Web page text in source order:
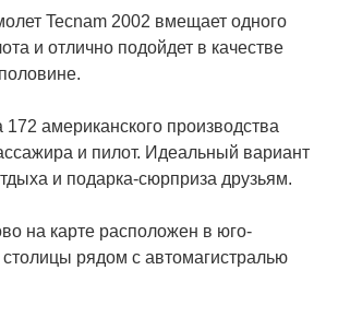
Tecnam 2002 вмещает одного
и отлично подойдет в качестве
американского производства
и пилот. Идеальный вариант
и подарка-сюрприза друзьям.
на карте расположен в юго-
столицы рядом с автомагистралью